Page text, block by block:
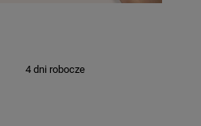
4 dni robocze